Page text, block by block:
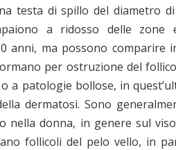
testa di spillo del diametro
a ridosso delle
anni, ma possono
per ostruzione del
a patologie bollose, in
dermatosi. Sono
nella donna, in genere sul
follicoli del pelo vello, in